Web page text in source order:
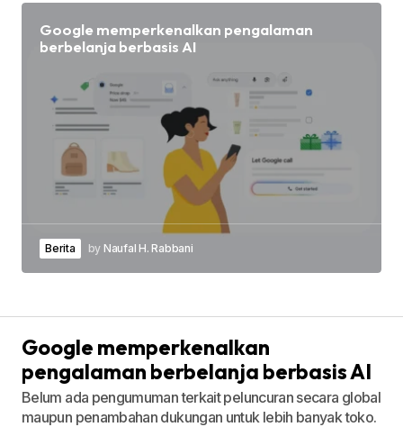
Google memperkenalkan pengalaman
berbelanja berbasis AI
Berita by Naufal H. Rabbani
Google memperkenalkan
pengalaman berbelanja berbasis AI
Belum ada pengumuman terkait peluncuran secara global
maupun penambahan dukungan untuk lebih banyak toko.